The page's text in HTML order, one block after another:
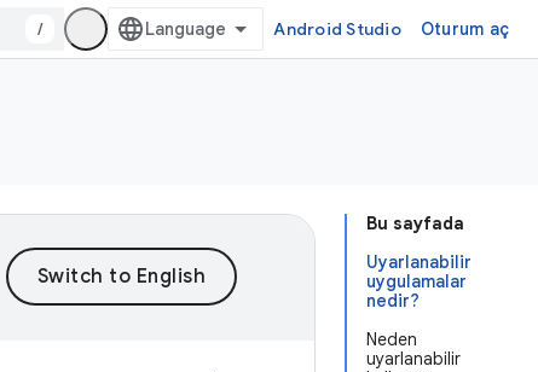
/ Android Studio Oturum aç
Bu sayfada
Uyarlanabilir
uygulamalar
nedir?
Neden
uyarlanabilir